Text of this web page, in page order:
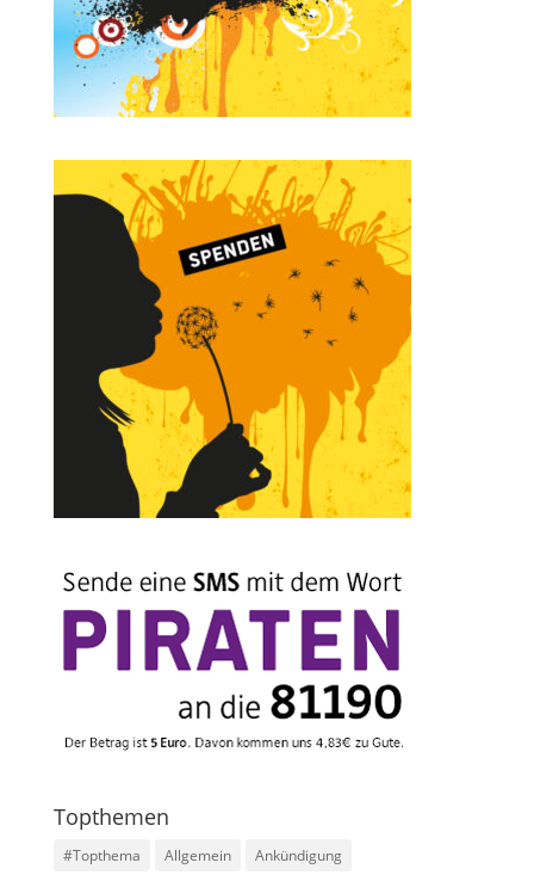
Topthemen
#Topthema Allgemein
Ankündigung